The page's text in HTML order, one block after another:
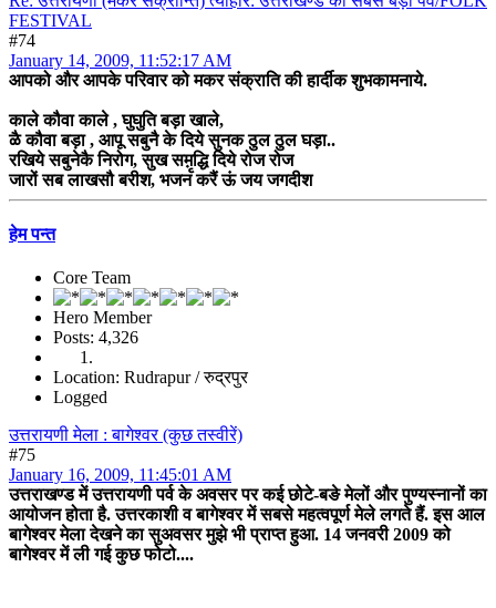
FESTIVAL
#74
January 14, 2009, 11:52:17 AM
आपको और आपके परिवार को मकर संक्राति की हार्दीक शुभकामनाये.
काले कौवा काले , घुघुति बड़ा खाले,
ळै कौवा बड़ा , आपू सबुनै के दिये सुनक ठुल ठुल घड़ा..
रखिये सबुनेकै निरोग, सुख सम़ृद्धि दिये रोज रोज
जारों सब लाखसौ बरीश, भजन करैं ऊं जय जगदीश
हेम पन्त
Core Team
Hero Member
Posts: 4,326
Location: Rudrapur / रुद्रपुर
Logged
उत्तरायणी मेला : बागेश्वर (कुछ तस्वीरें)
#75
January 16, 2009, 11:45:01 AM
उत्तराखण्ड में उत्तरायणी पर्व के अवसर पर कई छोटे-बङे मेलों और पुण्यस्नानों का
आयोजन होता है. उत्तरकाशी व बागेश्वर में सबसे महत्वपूर्ण मेले लगते हैं. इस आल
बागेश्वर मेला देखने का सुअवसर मुझे भी प्राप्त हुआ. 14 जनवरी 2009 को
बागेश्वर में ली गई कुछ फोटो....